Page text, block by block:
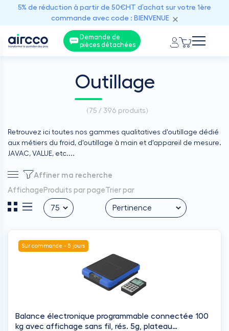
5% de réduction à partir de 50€HT d’achat sur votre 1ère
commande avec code : BIENVENUE
Demande de
pièces détachées
Outillage
(75 / 396 produits)
Retrouvez ici toutes nos gammes qualitatives d'outillage dédié
aux métiers du froid, d'outillage à main et d'appareil de mesure.
JAVAC, VALUE, etc....
Affiner ma recherche
Affichage Produits par pageTrier par
Sur commande - 5 jours
Balance électronique programmable connectée 100
kg avec affichage sans fil, rés. 5g, plateau